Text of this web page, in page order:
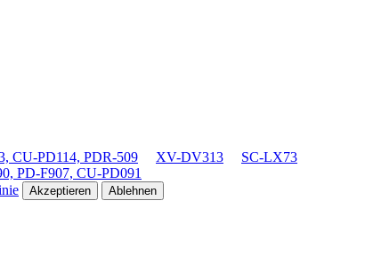
CU-PD114, PDR-509 XV-DV313
SC-LX73
PD-F907, CU-PD091
Akzeptieren Ablehnen